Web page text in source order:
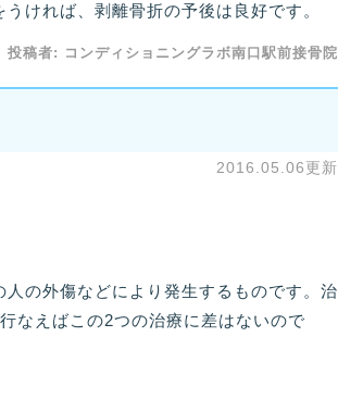
ければ、剥離骨折の予後は良好です。
投稿者: コンディショニングラボ南口駅前接骨院
2016.05.06更新
の外傷などにより発生するものです。治
なえばこの2つの治療に差はないので